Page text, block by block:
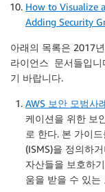
How to Visualize
Adding Security
아래의 목록은 2017
라이언스 문서들입니
기 바랍니다.
AWS 보안 모범사
케이션을 위한 보
로 한다. 본 가이
(ISMS)을 정의하
자산들을 보호하
움을 받을 수 있는